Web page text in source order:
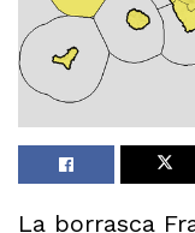
La borrasca